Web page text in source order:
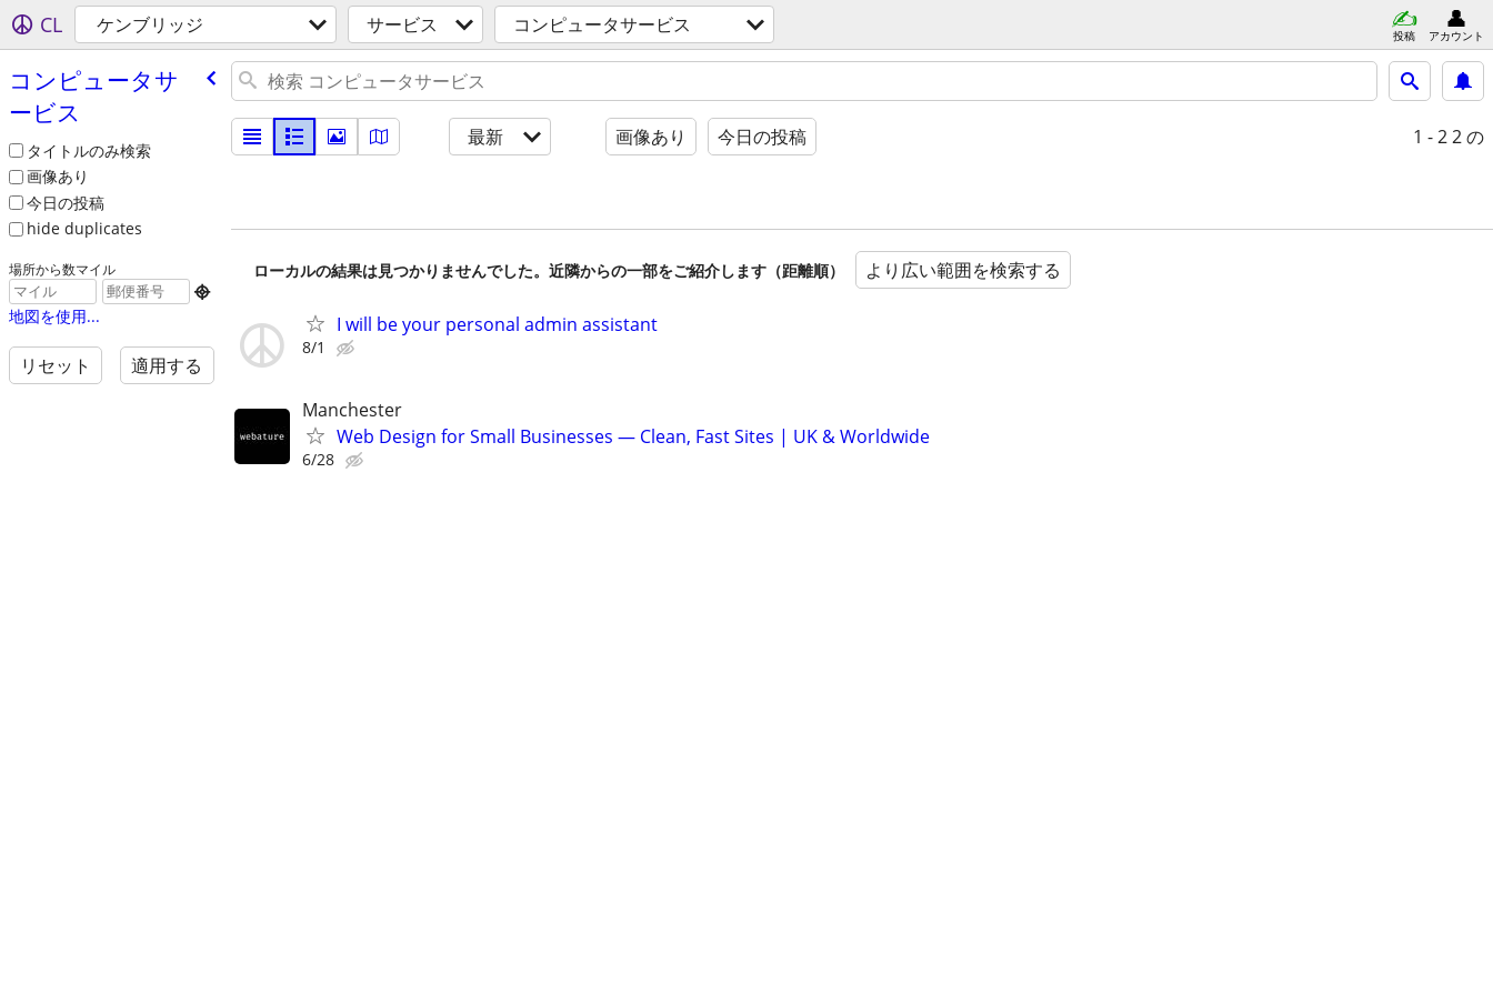
CL ケンブリッジ サービス コンピュータサービス 投稿 アカウント
コンピュータサ
ービス
タイトルのみ検索
画像あり
今日の投稿
hide duplicates
場所から数マイル

地図を使用...
リセット 適用する
最新 画像あり 今日の投稿 1 - 22 の
ローカルの結果は見つかりませんでした。近隣からの一部をご紹介します（距離順） より広い範囲を検索する
I will be your personal admin assistant
8/1
Manchester
Web Design for Small Businesses — Clean, Fast Sites | UK & Worldwide
6/28